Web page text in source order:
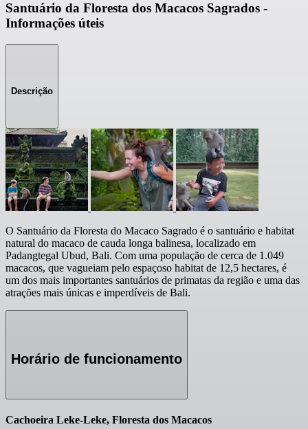
Santuário da Floresta dos Macacos Sagrados -
Informações úteis
Descrição
O Santuário da Floresta do Macaco Sagrado é o santuário e habitat
natural do macaco de cauda longa balinesa, localizado em
Padangtegal Ubud, Bali. Com uma população de cerca de 1.049
macacos, que vagueiam pelo espaçoso habitat de 12,5 hectares, é
um dos mais importantes santuários de primatas da região e uma das
atrações mais únicas e imperdíveis de Bali.
Horário de funcionamento
Cachoeira Leke-Leke, Floresta dos Macacos